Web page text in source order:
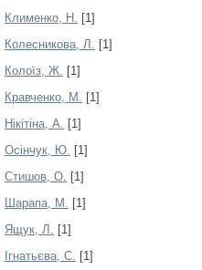
Клименко, Н. [1]
Колесникова, Л. [1]
Колоїз, Ж. [1]
Кравченко, М. [1]
Нікітіна, А. [1]
Осінчук, Ю. [1]
Стишов, О. [1]
Шарапа, М. [1]
Ящук, Л. [1]
Ігнатьєва, С. [1]